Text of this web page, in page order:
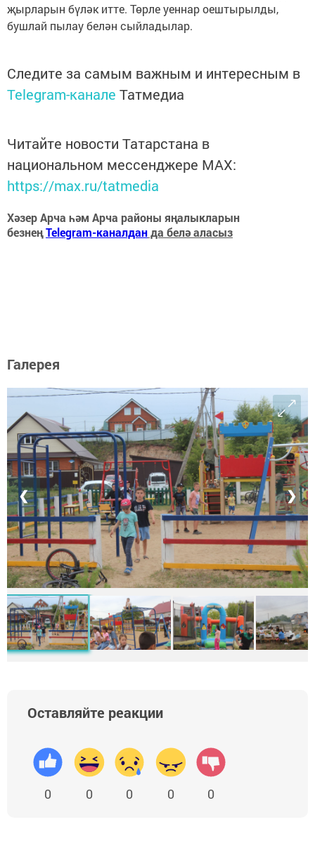
җырларын бүләк итте. Төрле уеннар оештырылды,
бушлай пылау белән сыйладылар.
Следите за самым важным и интересным в
Telegram-канале Татмедиа
Читайте новости Татарстана в
национальном мессенджере MАХ:
https://max.ru/tatmedia
Хәзер Арча һәм Арча районы яңалыкларын
безнеңTelegram-каналданда белә аласыз
Галерея
❮ ❯
Оставляйте реакции
0 0 0 0 0